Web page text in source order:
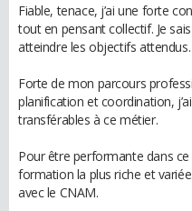
Fiable, tenace, j’ai une forte
tout en pensant collectif. Je
atteindre les objectifs attendus.
Forte de mon parcours
planification et coordination,
transférables à ce métier.
Pour être performante dans
formation la plus riche et
avec le CNAM.